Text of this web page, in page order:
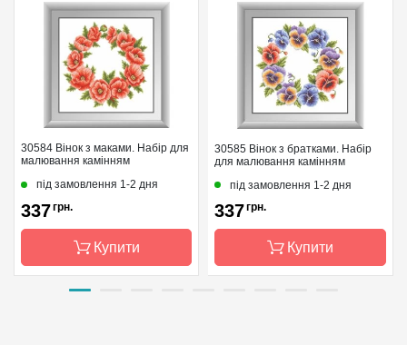
30584 Вінок з маками. Набір для
малювання камінням
під замовлення 1-2 дня
337грн.
Купити
30585 Вінок з братками. Набір
для малювання камінням
під замовлення 1-2 дня
337грн.
Купити